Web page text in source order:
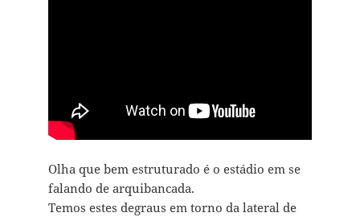
Olha que bem estruturado é o estádio em se
falando de arquibancada.
Temos estes degraus em torno da lateral de